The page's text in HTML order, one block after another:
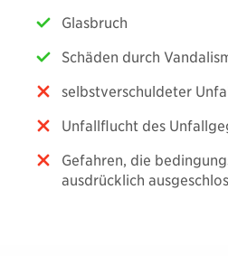
Glasbruch
Schäden durch
selbstverschuldeter
Unfallflucht des
Gefahren, die
ausdrücklich